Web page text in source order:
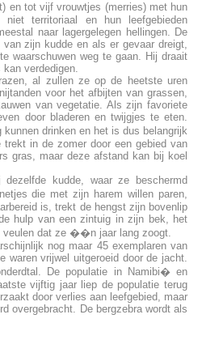
en tot vijf vrouwtjes (merries) met hun
territoriaal en hun leefgebieden
naar lagergelegen hellingen. De
zijn kudde en als er gevaar dreigt,
waarschuwen weg te gaan. Hij draait
verdedigen.
al zullen ze op de heetste uren
voor het afbijten van grassen,
van vegetatie. Als zijn favoriete
door bladeren en twijgjes te eten.
drinken en het is dus belangrijk
in de zomer door een gebied van
gras, maar deze afstand kan bij koel
kudde, waar ze beschermd
die met zijn harem willen paren,
is, trekt de hengst zijn bovenlip
hulp van een zintuig in zijn bek, het
dat ze ��n jaar lang zoogt.
nog maar 45 exemplaren van
waren vrijwel uitgeroeid door de jacht.
De populatie in Namibi� en
vijftig jaar liep de populatie terug
door verlies aan leefgebied, maar
overgebracht. De bergzebra wordt als